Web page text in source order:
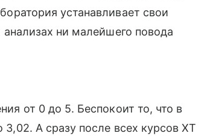
устанавливает свои
ни малейшего повода
от 0 до 5. Беспокоит то, что в
А сразу после всех курсов ХТ